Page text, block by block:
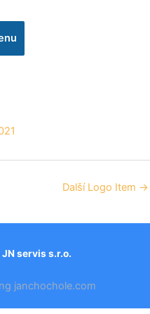
Další Logo Item →
servis s.r.o.
janchochole.com